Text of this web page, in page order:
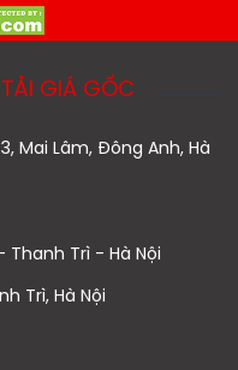
GIÁ GỐC
Mai Lâm, Đông Anh, Hà
Thanh Trì - Hà Nội
Trì, Hà Nội